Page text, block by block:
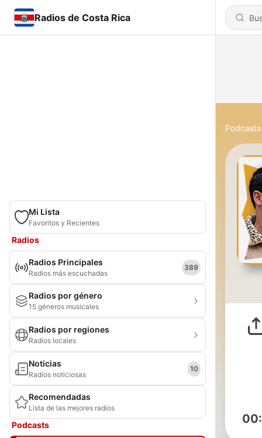
Radios de Costa Rica
Mi Lista
Favoritos y Recientes
Radios
Radios Principales
Radios más escuchadas
389
Radios por género
15 géneros musicales
Radios por regiones
Radios locales
Noticias
Radios noticiosas
10
Recomendadas
Lista de las mejores radios
Podcasts
Podcasts